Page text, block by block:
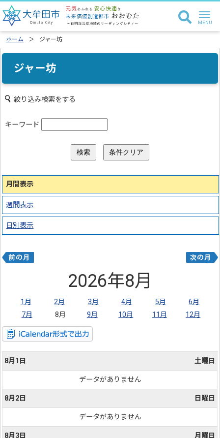
ホーム ジャー坊
ジャー坊
絞り込み検索をする
キーワード
月間表示
週間表示
日別表示
2026年8月
1月 2月 3月 4月 5月
6月
7月
8月 9月 10月 11月 12月
8月1日 土曜日
データがありません
8月2日 日曜日
データがありません
8月3日 月曜日